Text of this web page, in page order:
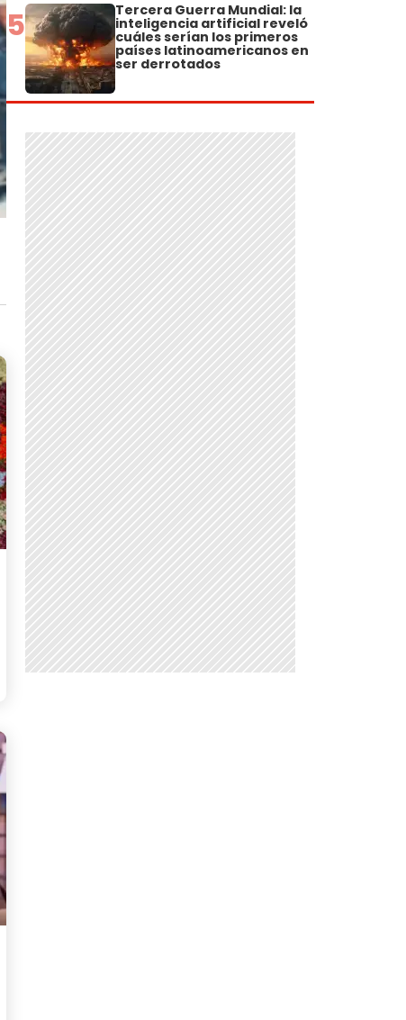
5 Tercera Guerra Mundial: la
inteligencia artificial reveló
cuáles serían los primeros
países latinoamericanos en
ser derrotados